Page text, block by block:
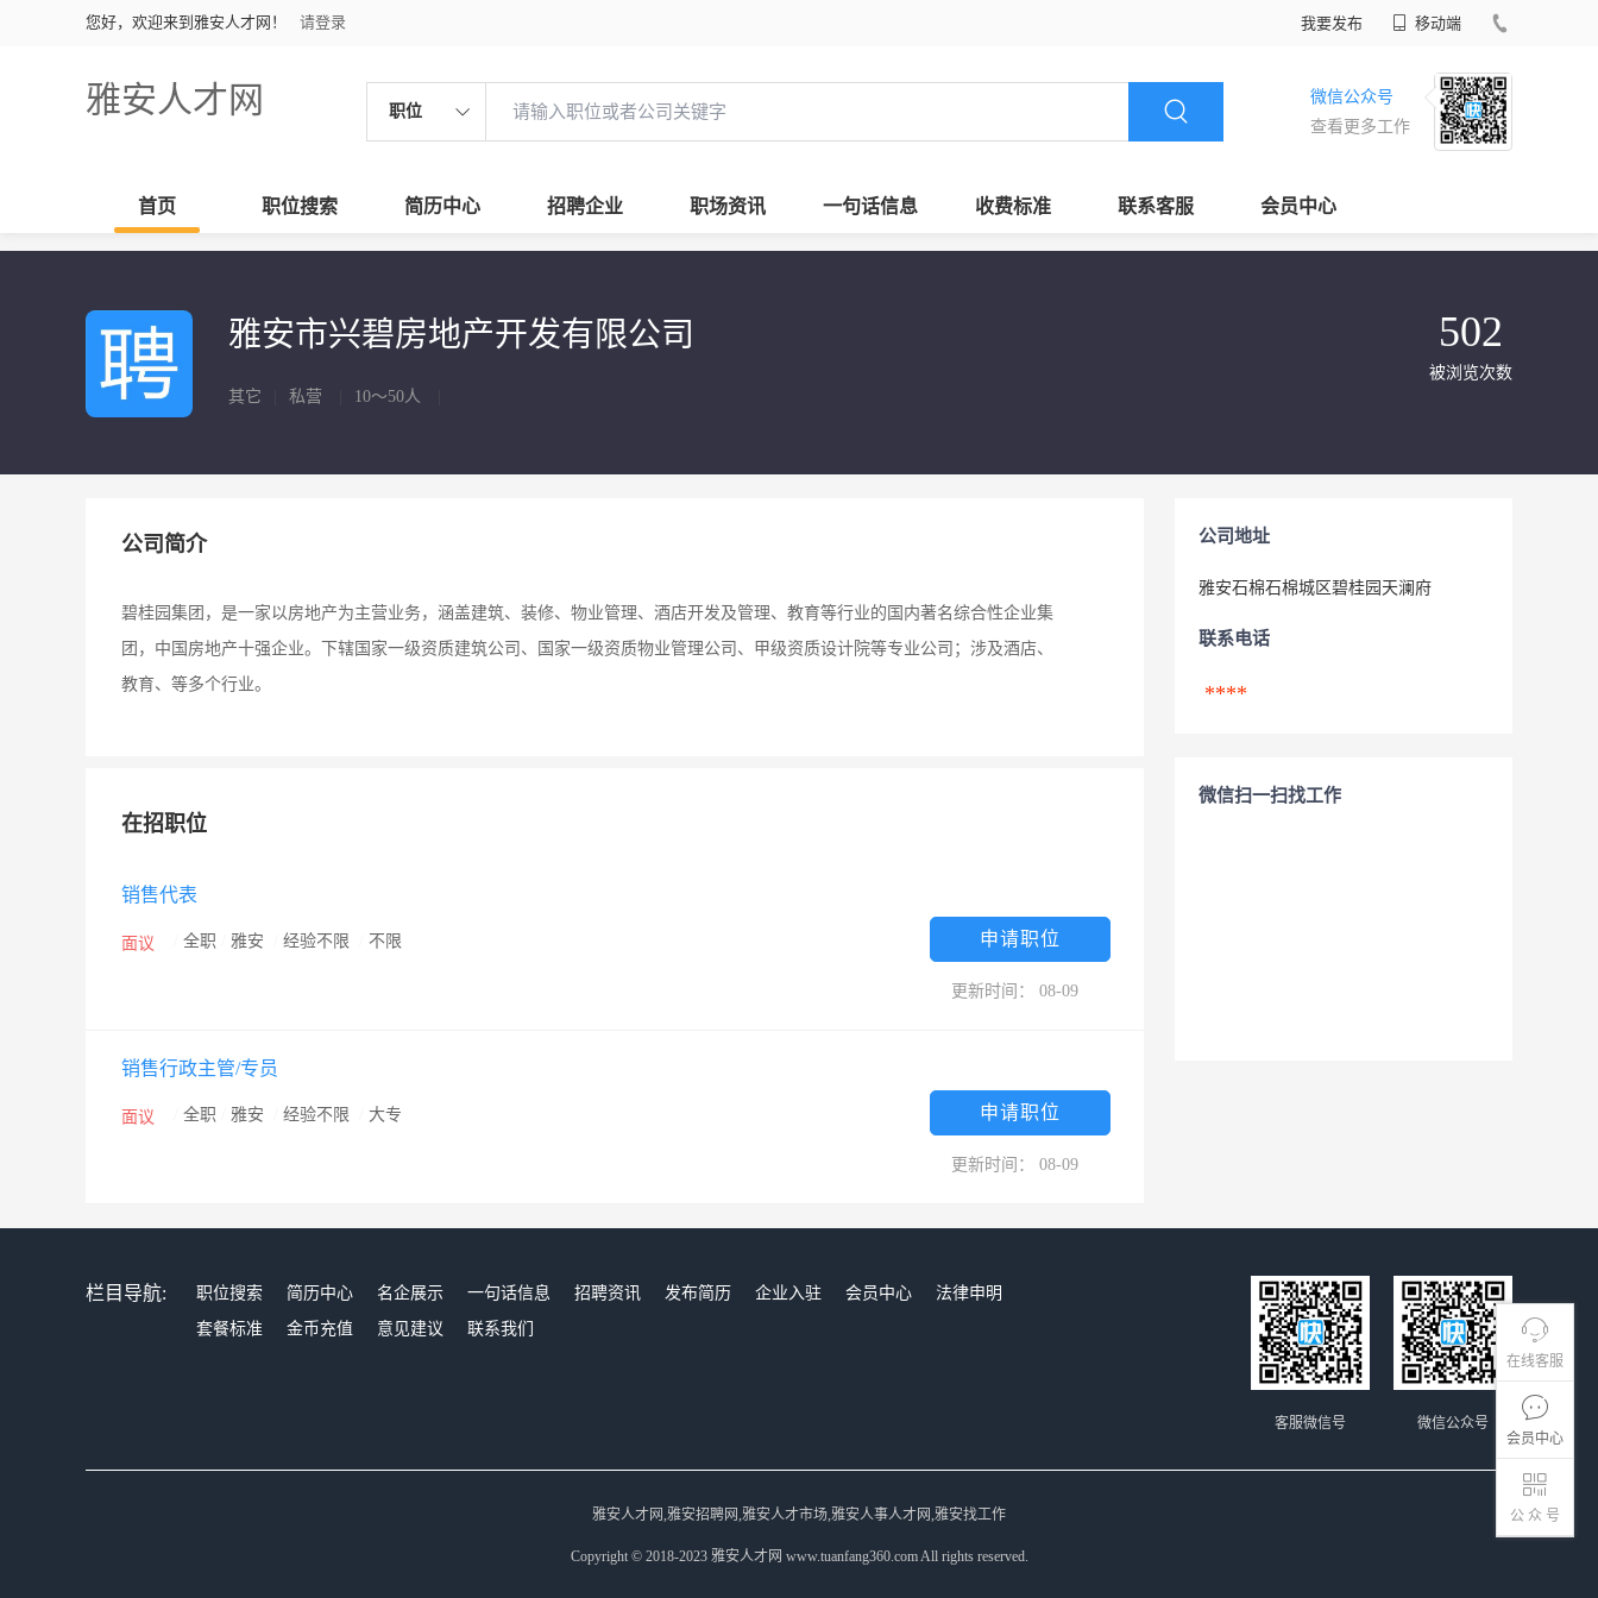
您好，欢迎来到雅安人才网！ 请登录 我要发布 移动端
雅安人才网 职位
微信公众号
查看更多工作
首页 职位搜索 简历中心 招聘企业 职场资讯 一句话信息 收费标准 联系客服 会员中心
在线客服
会员中心
公 众 号
雅安市兴碧房地产开发有限公司
其它 私营 10～50人
502
被浏览次数
公司简介
碧桂园集团，是一家以房地产为主营业务，涵盖建筑、装修、物业管理、酒店开发及管理、教育等行业的国内著名综合性企业集
团，中国房地产十强企业。下辖国家一级资质建筑公司、国家一级资质物业管理公司、甲级资质设计院等专业公司；涉及酒店、
教育、等多个行业。
在招职位
销售代表
面议 全职 雅安 经验不限 不限 申请职位
更新时间： 08-09
销售行政主管/专员
面议 全职 雅安 经验不限 大专 申请职位
更新时间： 08-09
公司地址
雅安石棉石棉城区碧桂园天澜府
联系电话
****
微信扫一扫找工作
栏目导航: 职位搜索 简历中心 名企展示 一句话信息 招聘资讯 发布简历 企业入驻 会员中心
法律申明
套餐标准
金币充值 意见建议 联系我们
微信公众号
客服微信号
雅安人才网,雅安招聘网,雅安人才市场,雅安人事人才网,雅安找工作
Copyright © 2018-2023 雅安人才网 www.tuanfang360.com All rights reserved.